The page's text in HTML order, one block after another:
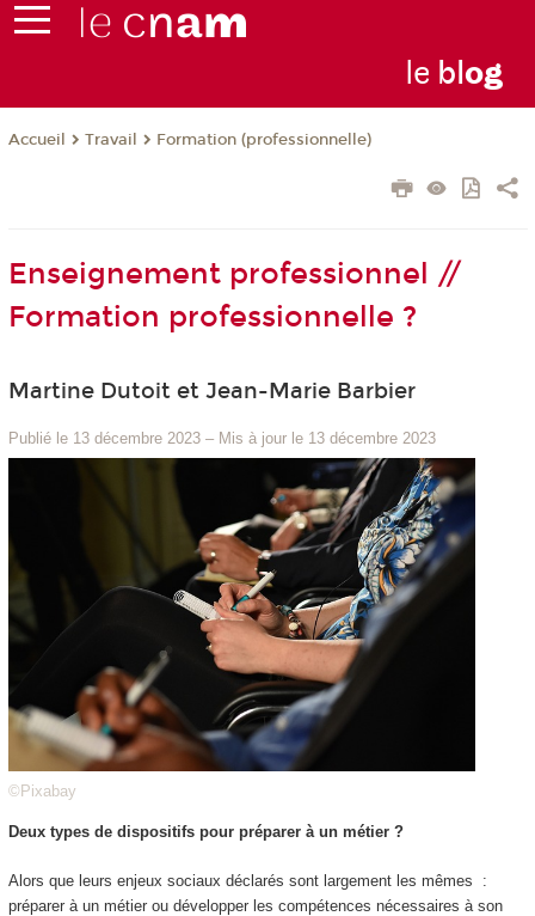
le blog
Accueil Travail Formation (professionnelle)
Enseignement professionnel //
Formation professionnelle ?
Martine Dutoit et Jean-Marie Barbier
Publié le 13 décembre 2023 – Mis à jour le 13 décembre 2023
©Pixabay
Deux types de dispositifs pour préparer à un métier ?
Alors que leurs enjeux sociaux déclarés sont largement les mêmes
:
préparer à un métier ou développer les compétences nécessaires à son